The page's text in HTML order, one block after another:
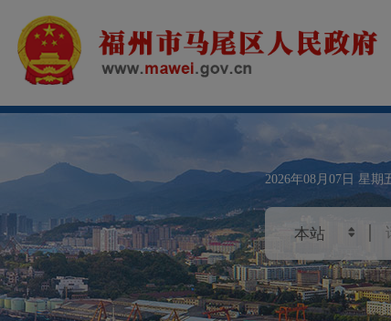
2026年08月07日 星期